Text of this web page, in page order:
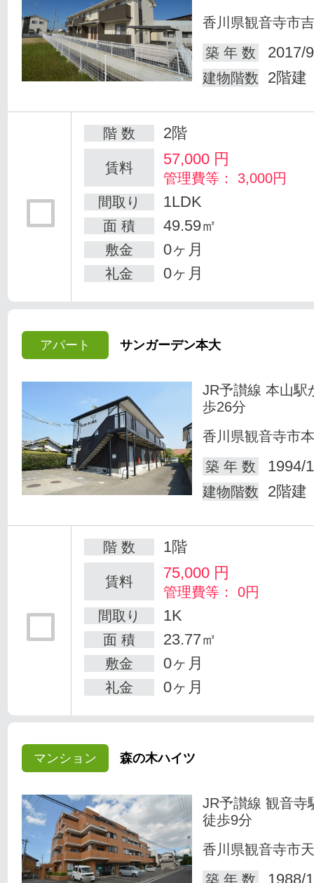
香川県観音寺市
築 年 数
2017/
建物階数 2階建
階 数 2階
賃料 57,000 円
管理費等： 3,000円
間取り
1LDK
面 積 49.59㎡
敷金 0ヶ月
礼金 0ヶ月
アパート サンガーデン本大
JR予讃線 本山駅
歩26分
香川県観音寺市
築 年 数
1994/
建物階数 2階建
階 数 1階
賃料 75,000 円
管理費等： 0円
間取り
1K
面 積 23.77㎡
敷金 0ヶ月
礼金 0ヶ月
マンション 森の木ハイツ
JR予讃線 観音寺
徒歩9分
香川県観音寺市
築 年 数
1988/